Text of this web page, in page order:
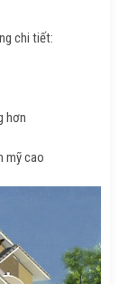
chi tiết:
hơn
mỹ cao